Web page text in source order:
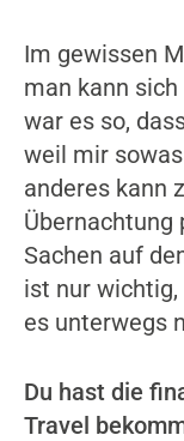
Im gewissen
man kann
war es so,
weil mir
anderes kann
Übernachtung
Sachen auf
ist nur
es unterwegs
Du hast die
Travel